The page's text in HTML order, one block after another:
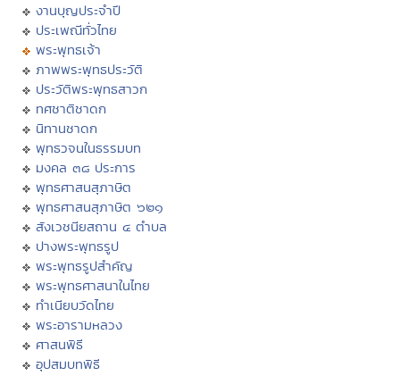
งานบุญประจำปี
ประเพณีทั่วไทย
พระพุทธเจ้า
ภาพพระพุทธประวัติ
ประวัติพระพุทธสาวก
ทศชาติชาดก
นิทานชาดก
พุทธวจนในธรรมบท
มงคล ๓๘ ประการ
พุทธศาสนสุภาษิต
พุทธศาสนสุภาษิต ๖๒๑
สังเวชนียสถาน ๔ ตำบล
ปางพระพุทธรูป
พระพุทธรูปสำคัญ
พระพุทธศาสนาในไทย
ทำเนียบวัดไทย
พระอารามหลวง
ศาสนพิธี
อุปสมบทพิธี